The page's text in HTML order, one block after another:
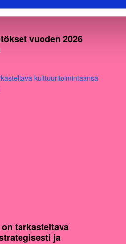
vuoden 2026
tarkasteltava
ja